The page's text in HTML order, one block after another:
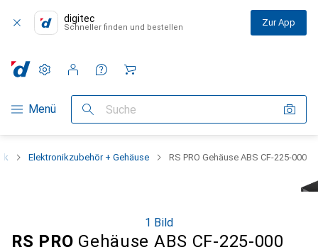
digitec
Schneller finden und bestellen Zur App
Navigation nach Kategorien
Menü Suche
Einstellungen
Kundenkonto
Vergleichslisten
Merklisten
Warenkorb
Elektronikzubehör + Gehäuse RS PRO Gehäuse ABS CF-225-000
1 Bild
RS PRO Gehäuse ABS CF-225-000